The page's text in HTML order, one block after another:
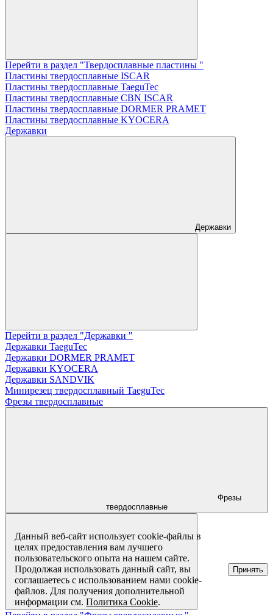
Перейти в раздел "Твердосплавные пластины "
Пластины твердосплавные ISCAR
Пластины твердосплавные TaeguTec
Пластины твердосплавные CBN ISCAR
Пластины твердосплавные DORMER PRAMET
Пластины твердосплавные KYOCERA
Державки
Державки
Перейти в раздел "Державки "
Державки TaeguTec
Державки DORMER PRAMET
Державки KYOCERA
Державки SANDVIK
Минирезец твердосплавный TaeguTec
Фрезы твердосплавные
Фрезы
твердосплавные
Данный веб-сайт использует cookie-файлы в
целях предоставления вам лучшего
пользовательского опыта на нашем сайте.
Продолжая использовать данный сайт, вы
соглашаетесь с использованием нами cookie-
файлов. Для получения дополнительной
информации см.Политика Cookie.
Принять